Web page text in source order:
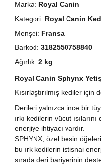
Marka: Royal Canin
Kategori: Royal Canin
Menşei: Fransa
Barkod: 3182550758840
Ağırlık: 2 kg
Royal Canin Sphynx
Kısırlaştırılmış kediler için
Derileri yalnızca ince bir
ırkı kedilerin vücut
enerjiye ihtiyacı vardır.
SPHYNX, özel besin
bu ırk kedilerin istisnai
sırada deri bariyerinin